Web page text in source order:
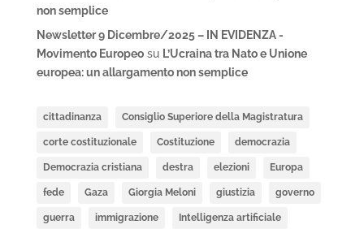
non semplice
Newsletter 9 Dicembre/2025 – IN EVIDENZA -
Movimento Europeosu L’Ucraina tra Nato e Unione
europea: un allargamento non semplice
cittadinanza Consiglio Superiore della Magistratura
corte costituzionale Costituzione democrazia
Democrazia cristiana destra elezioni Europa
fede Gaza Giorgia Meloni giustizia governo
guerra immigrazione Intelligenza artificiale